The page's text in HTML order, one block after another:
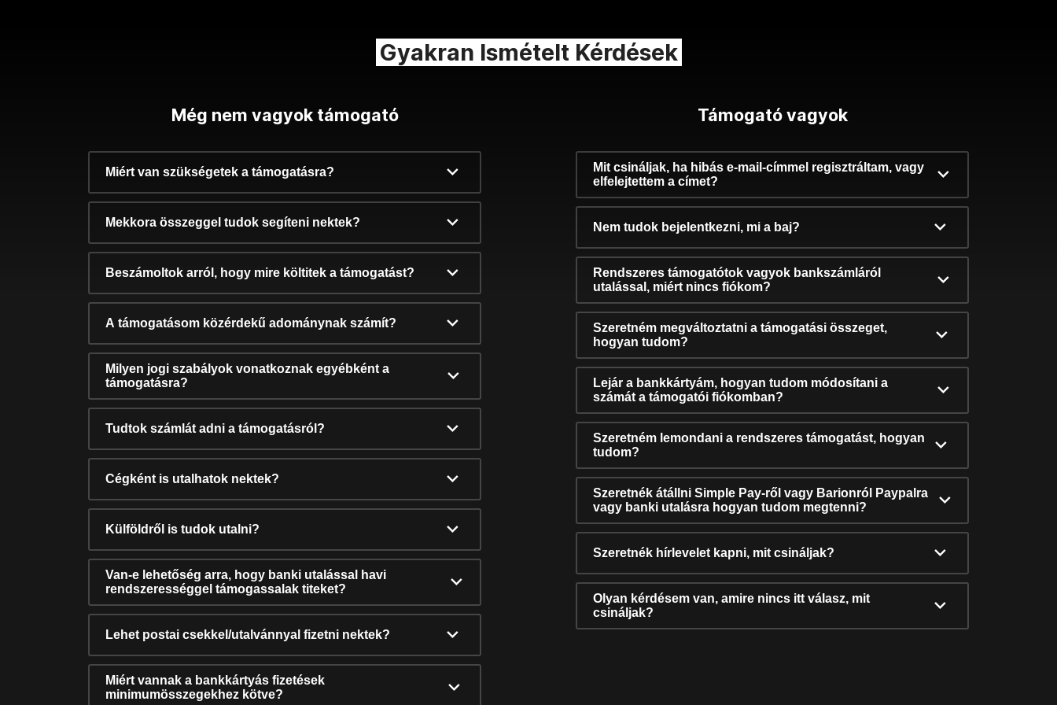
Gyakran Ismételt Kérdések
Még nem vagyok támogató
Miért van szükségetek a támogatásra?
Mekkora összeggel tudok segíteni nektek?
Beszámoltok arról, hogy mire költitek a támogatást?
A támogatásom közérdekű adománynak számít?
Milyen jogi szabályok vonatkoznak egyébként a
támogatásra?
Tudtok számlát adni a támogatásról?
Cégként is utalhatok nektek?
Külföldről is tudok utalni?
Van-e lehetőség arra, hogy banki utalással havi
rendszerességgel támogassalak titeket?
Lehet postai csekkel/utalvánnyal fizetni nektek?
Miért vannak a bankkártyás fizetések
minimumösszegekhez kötve?
Támogató vagyok
Mit csináljak, ha hibás e-mail-címmel regisztráltam, vagy
elfelejtettem a címet?
Nem tudok bejelentkezni, mi a baj?
Rendszeres támogatótok vagyok bankszámláról
utalással, miért nincs fiókom?
Szeretném megváltoztatni a támogatási összeget,
hogyan tudom?
Lejár a bankkártyám, hogyan tudom módosítani a
számát a támogatói fiókomban?
Szeretném lemondani a rendszeres támogatást, hogyan
tudom?
Szeretnék átállni Simple Pay-ről vagy Barionról Paypalra
vagy banki utalásra hogyan tudom megtenni?
Szeretnék hírlevelet kapni, mit csináljak?
Olyan kérdésem van, amire nincs itt válasz, mit
csináljak?